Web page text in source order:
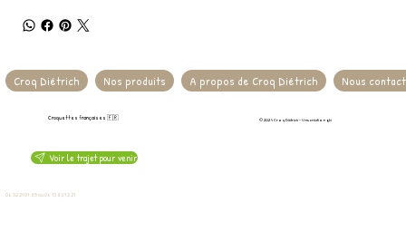
Croq Diétrich Nos produits A propos de Croq Diétrich Nous
© 2024 Croq Diétrich - Une création gbi
Croquettes françaises 🇫🇷
06 32 21 07 85 ou 06 13 83 72 27
Voir le trajet pour venir